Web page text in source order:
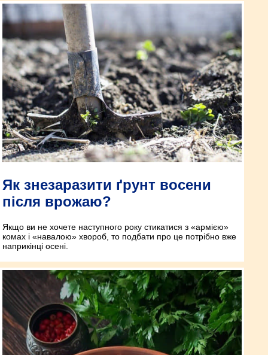
Як знезаразити ґрунт восени
після врожаю?
Якщо ви не хочете наступного року стикатися з «армією»
комах і «навалою» хвороб, то подбати про це потрібно вже
наприкінці осені.